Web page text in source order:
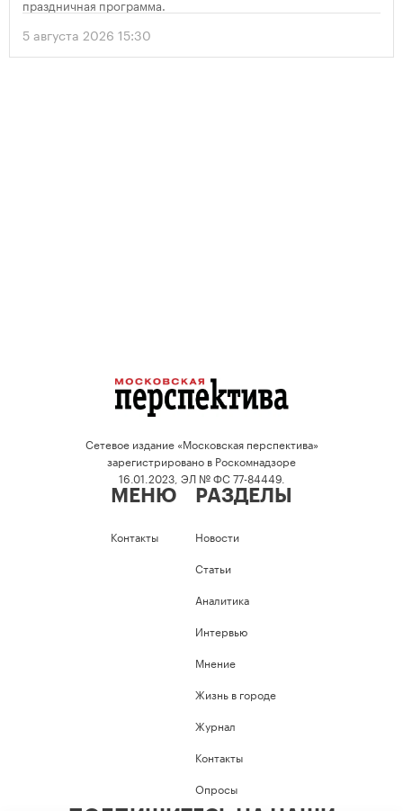
праздничная программа.
5 августа 2026 15:30
Сетевое издание «Московская перспектива»
зарегистрировано в Роскомнадзоре
16.01.2023, ЭЛ № ФС 77-84449.
МЕНЮ
Контакты
РАЗДЕЛЫ
Новости
Статьи
Аналитика
Интервью
Мнение
Жизнь в городе
Журнал
Контакты
Опросы